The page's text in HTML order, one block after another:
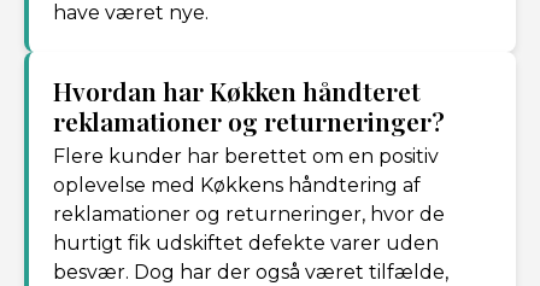
have været nye.
Hvordan har Køkken håndteret
reklamationer og returneringer?
Flere kunder har berettet om en positiv
oplevelse med Køkkens håndtering af
reklamationer og returneringer, hvor de
hurtigt fik udskiftet defekte varer uden
besvær. Dog har der også været tilfælde,